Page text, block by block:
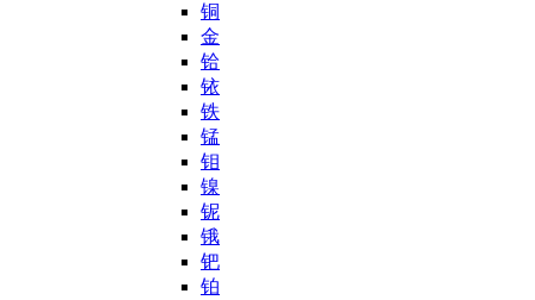
铜
金
铪
铱
铁
锰
钼
镍
铌
锇
钯
铂